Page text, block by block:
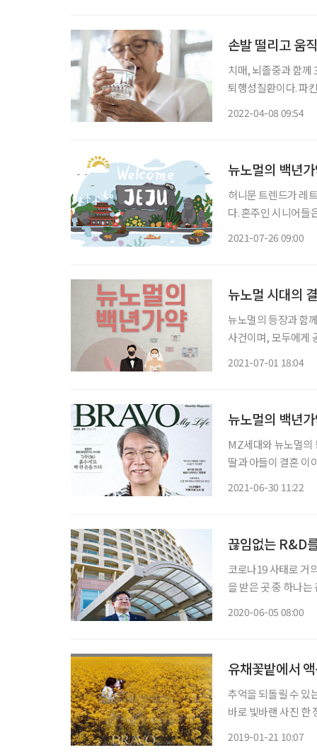
손발 떨리고 움
치매, 뇌졸중과 함께
퇴행성질환이다. 파킨슨병
2022-04-08 09:54
뉴노멀의 백년
허니문 트렌드가 레
다. 혼주인 시니어들
2021-07-26 09:00
뉴노멀 시대의
뉴노멀의 등장과 함
사건이며, 모두에게
2021-07-01 18:04
뉴노멀의 백년
MZ세대와 뉴노멀의
딸과 아들이 결혼 이
2021-06-30 11:22
끊임없는 R&D
코로나19 사태로 거
을 받은 곳 중 하나는
2020-06-05 08:00
유채꽃밭에서
추억을 되돌릴 수 있
바로 빛바랜 사진 한
2019-01-21 10:07